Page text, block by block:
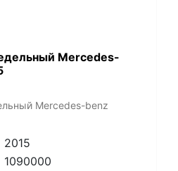
Mercedes-
Mercedes-benz
2015
1090000